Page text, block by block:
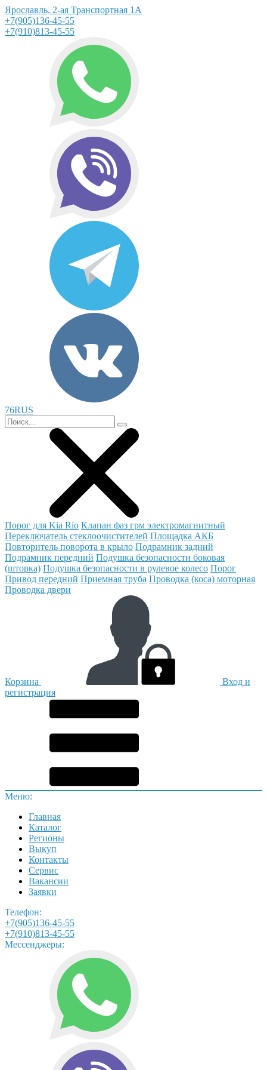
Ярославль, 2-ая Транспортная 1А
+7(905)136-45-55
+7(910)813-45-55
76RUS
Порог для Kia Rio Клапан фаз грм электромагнитный
Переключатель стеклоочистителей Площадка АКБ
Повторитель поворота в крыло Подрамник задний
Подрамник передний Подушка безопасности боковая
(шторка) Подушка безопасности в рулевое колесо Порог
Привод передний Приемная труба Проводка (коса) моторная
Проводка двери
Корзина
Вход и
регистрация
Меню:
Главная
Каталог
Регионы
Выкуп
Контакты
Сервис
Вакансии
Заявки
Телефон:
+7(905)136-45-55
+7(910)813-45-55
Мессенджеры: